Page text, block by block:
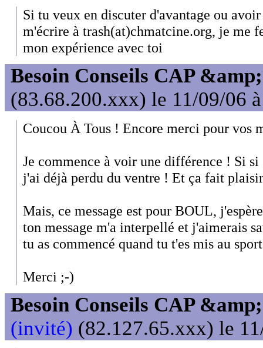
Si tu veux en discuter d'avantage ou
m'écrire à trash(at)chmatcine.org, je me
mon expérience avec toi
Besoin Conseils CAP
(83.68.200.xxx) le 11/09/06
Coucou À Tous ! Encore merci pour vos
Je commence à voir une différence ! Si
j'ai déjà perdu du ventre ! Et ça fait
Mais, ce message est pour BOUL,
ton message m'a interpellé et j'aimerais
tu as commencé quand tu t'es mis au
Merci ;-)
Besoin Conseils CAP
(invité) (82.127.65.xxx) le